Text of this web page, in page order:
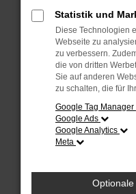
Prüfe deine
Manche
das Laden
Funktioniert die
oder in einem
Starte dein Gerät
Das kann
Probleme zu
Veraltete
Statistik und
Diese Technologien
Webseite zu
zu verbessern.
die von dritten
Sie auf anderen
zu schalten, die für
Google Tag Manager
Google Ads
Google Analytics
Meta